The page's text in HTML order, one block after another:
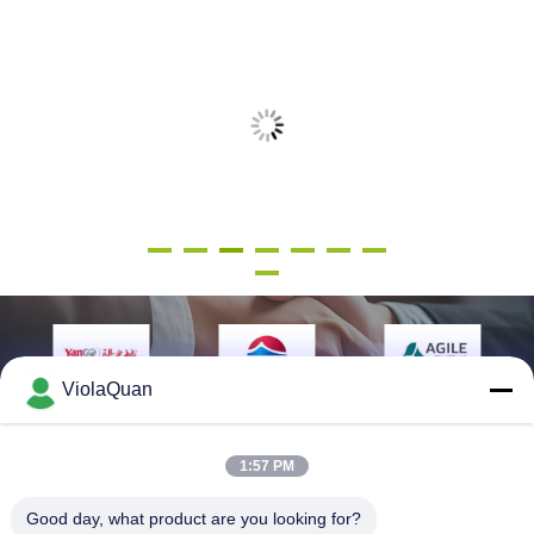
ViolaQuan
1:57 PM
Good day, what product are you looking for?